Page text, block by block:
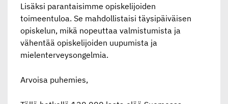
Lisäksi parantaisimme opiskelijoiden
toimeentuloa. Se mahdollistaisi täysipäiväisen
opiskelun, mikä nopeuttaa valmistumista ja
vähentää opiskelijoiden uupumista ja
mielenterveysongelmia.
Arvoisa puhemies,